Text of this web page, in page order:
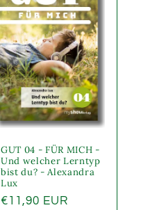
GUT 04 - FÜR MICH -
Und welcher Lerntyp
bist du? - Alexandra
Lux
Normaler
€11,90 EUR